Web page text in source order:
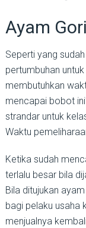
Ayam
Seperti yang
pertumbuhan
membutuhkan
mencapai bobot
strandar untuk
Waktu
Ketika sudah
terlalu besar bila
Bila ditujukan
bagi pelaku usaha
menjualnya